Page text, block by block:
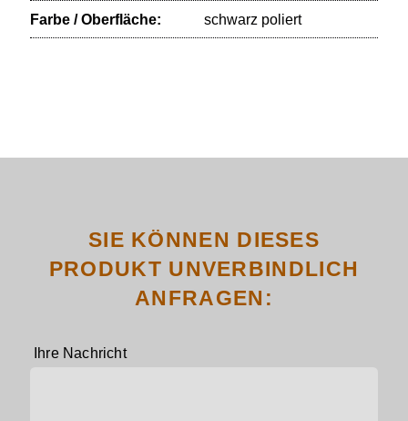
Farbe / Oberfläche: schwarz poliert
SIE KÖNNEN DIESES
PRODUKT UNVERBINDLICH
ANFRAGEN:
Ihre Nachricht